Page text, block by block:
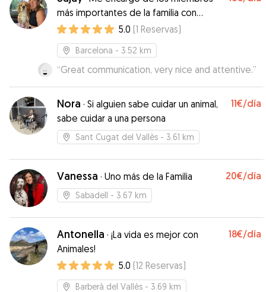
contar contigo la próxima vez.”
más importantes de la familia con
mucho amor y dedicación.
5.0 (1 Reservas)
Barcelona - 3.52 km
“Great communication, very nice and attentive.”
Nora · Si alguien sabe cuidar un animal,
sabe cuidar a una persona
11€/día
Sant Cugat del Vallès - 3.61 km
Vanessa · Uno más de la Familia 20€/día
Sabadell - 3.67 km
Antonella · ¡La vida es mejor con
Animales!
18€/día
5.0 (12 Reservas)
Barberà del Vallès - 3.69 km